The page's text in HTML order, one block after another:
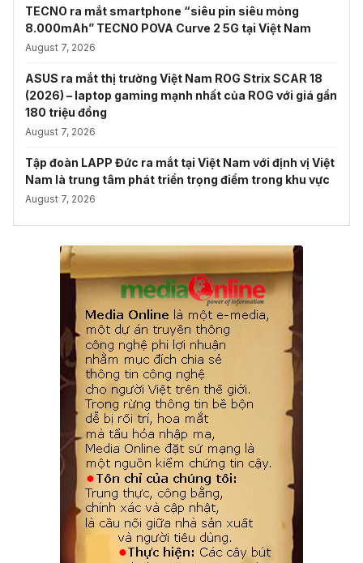
TECNO ra mắt smartphone “siêu pin siêu mỏng
8.000mAh” TECNO POVA Curve 2 5G tại Việt Nam
August 7, 2026
ASUS ra mắt thị trường Việt Nam ROG Strix SCAR 18
(2026) – laptop gaming mạnh nhất của ROG với giá gần
180 triệu đồng
August 7, 2026
Tập đoàn LAPP Đức ra mắt tại Việt Nam với định vị Việt
Nam là trung tâm phát triển trọng điểm trong khu vực
August 7, 2026